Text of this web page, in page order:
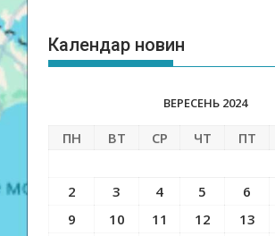
Календар новин
ВЕРЕСЕНЬ 2024
ПН ВТ СР ЧТ ПТ
2
3 4 5 6
9
10 11 12 13